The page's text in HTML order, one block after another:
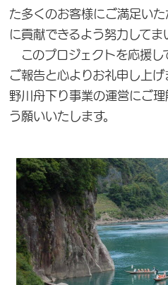
た多くのお客様にご満足い
に貢献できるよう努力して
このプロジェクトを応援し
ご報告と心よりお礼申し上
野川舟下り事業の運営にご
う願いいたします。